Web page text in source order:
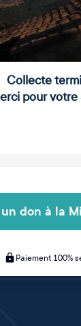
Collecte
pour
don à la
Paiement 100%